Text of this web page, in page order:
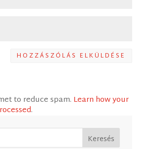
HOZZÁSZÓLÁS ELKÜLDÉSE
to reduce spam. Learn how your
.